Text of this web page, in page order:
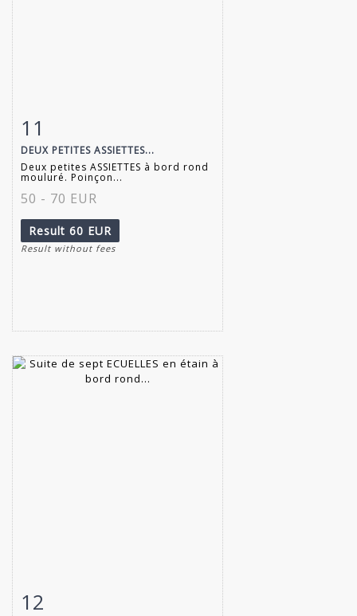
11
DEUX PETITES ASSIETTES...
Deux petites ASSIETTES à bord rond
mouluré. Poinçon...
50 - 70 EUR
Result 60 EUR
Result without fees
Item detail
12